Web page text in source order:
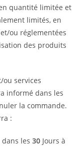
quantité limitée et
limités, en
ou réglementées
des produits
ou services
informé dans les
la commande.
:
dans les30 Jours à